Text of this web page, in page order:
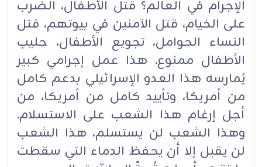
الإجرام في العالم؟ قتل ‏الأطفال، الضرب
على الخيام، قتل الآمنين في بيوتهم، قتل
النساء الحوامل، تجويع الأطفال، حليب
الأطفال ‏ممنوع. هذا عمل إجرامي كبير
يُمارسه هذا العدو الإسرائيلي بدعم كامل
من أمريكا، وتأييد كامل من أمريكا، ‏من
أجل إرغام هذا الشعب على الاستسلام.
وهذا الشعب لن يستسلم، هذا الشعب
لن يقبل إلا أن يحفظ الدماء ‏التي سقطت